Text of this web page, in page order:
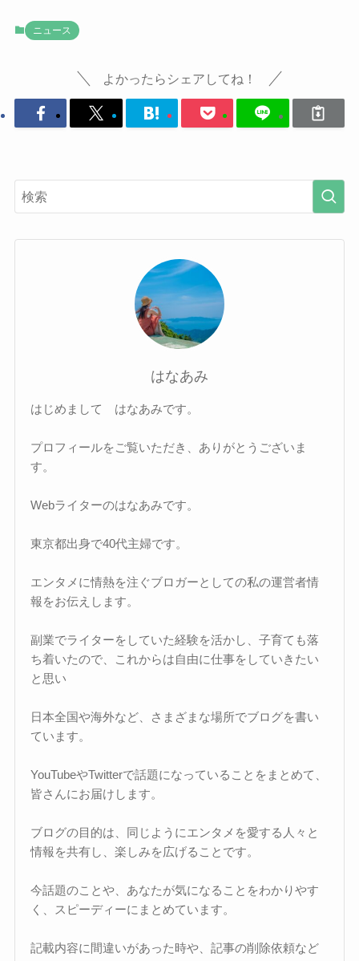
ニュース
よかったらシェアしてね！
はなあみ
はじめまして はなあみです。
プロフィールをご覧いただき、ありがとうございま
す。
Webライターのはなあみです。
東京都出身で40代主婦です。
エンタメに情熱を注ぐブロガーとしての私の運営者情
報をお伝えします。
副業でライターをしていた経験を活かし、子育ても落
ち着いたので、これからは自由に仕事をしていきたい
と思い
日本全国や海外など、さまざまな場所でブログを書い
ています。
YouTubeやTwitterで話題になっていることをまとめて、
皆さんにお届けします。
ブログの目的は、同じようにエンタメを愛する人々と
情報を共有し、楽しみを広げることです。
今話題のことや、あなたが気になることをわかりやす
く、スピーディーにまとめています。
記載内容に間違いがあった時や、記事の削除依頼など